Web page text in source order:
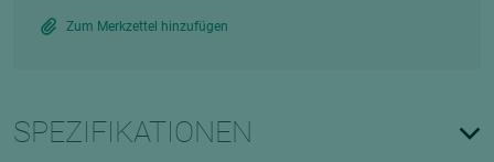
Zum Merkzettel hinzufügen
SPEZIFIKATIONEN